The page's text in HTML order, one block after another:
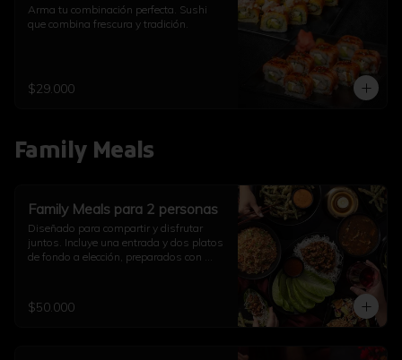
Arma tu combinación perfecta. Sushi
que combina frescura y tradición.
$29.000
Family Meals
Family Meals para 2 personas
Diseñado para compartir y disfrutar
juntos. Incluye una entrada y dos platos
de fondo a elección, preparados con
referencial)
$50.000